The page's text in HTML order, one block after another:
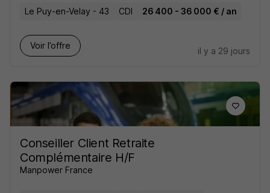
Le Puy-en-Velay - 43 CDI 26 400 - 36 000 € / an
Voir l’offre
il y a 29 jours
Conseiller Client Retraite
Complémentaire H/F
Manpower France